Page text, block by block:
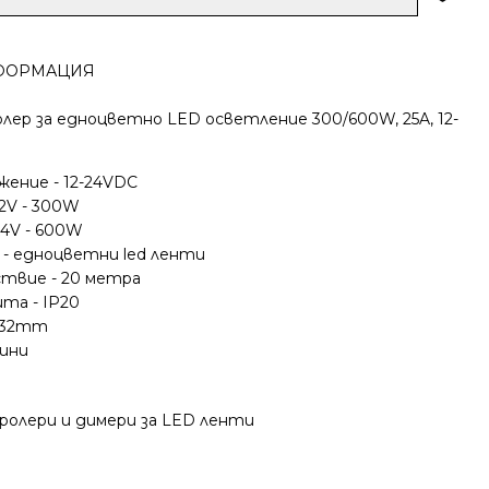
за едноцветно LED осветление 300/600W, 25A, 12-
- 12-24VDC
- 300W
- 600W
едноцветни led ленти
- 20 метра
- IP20
и димери за LED ленти